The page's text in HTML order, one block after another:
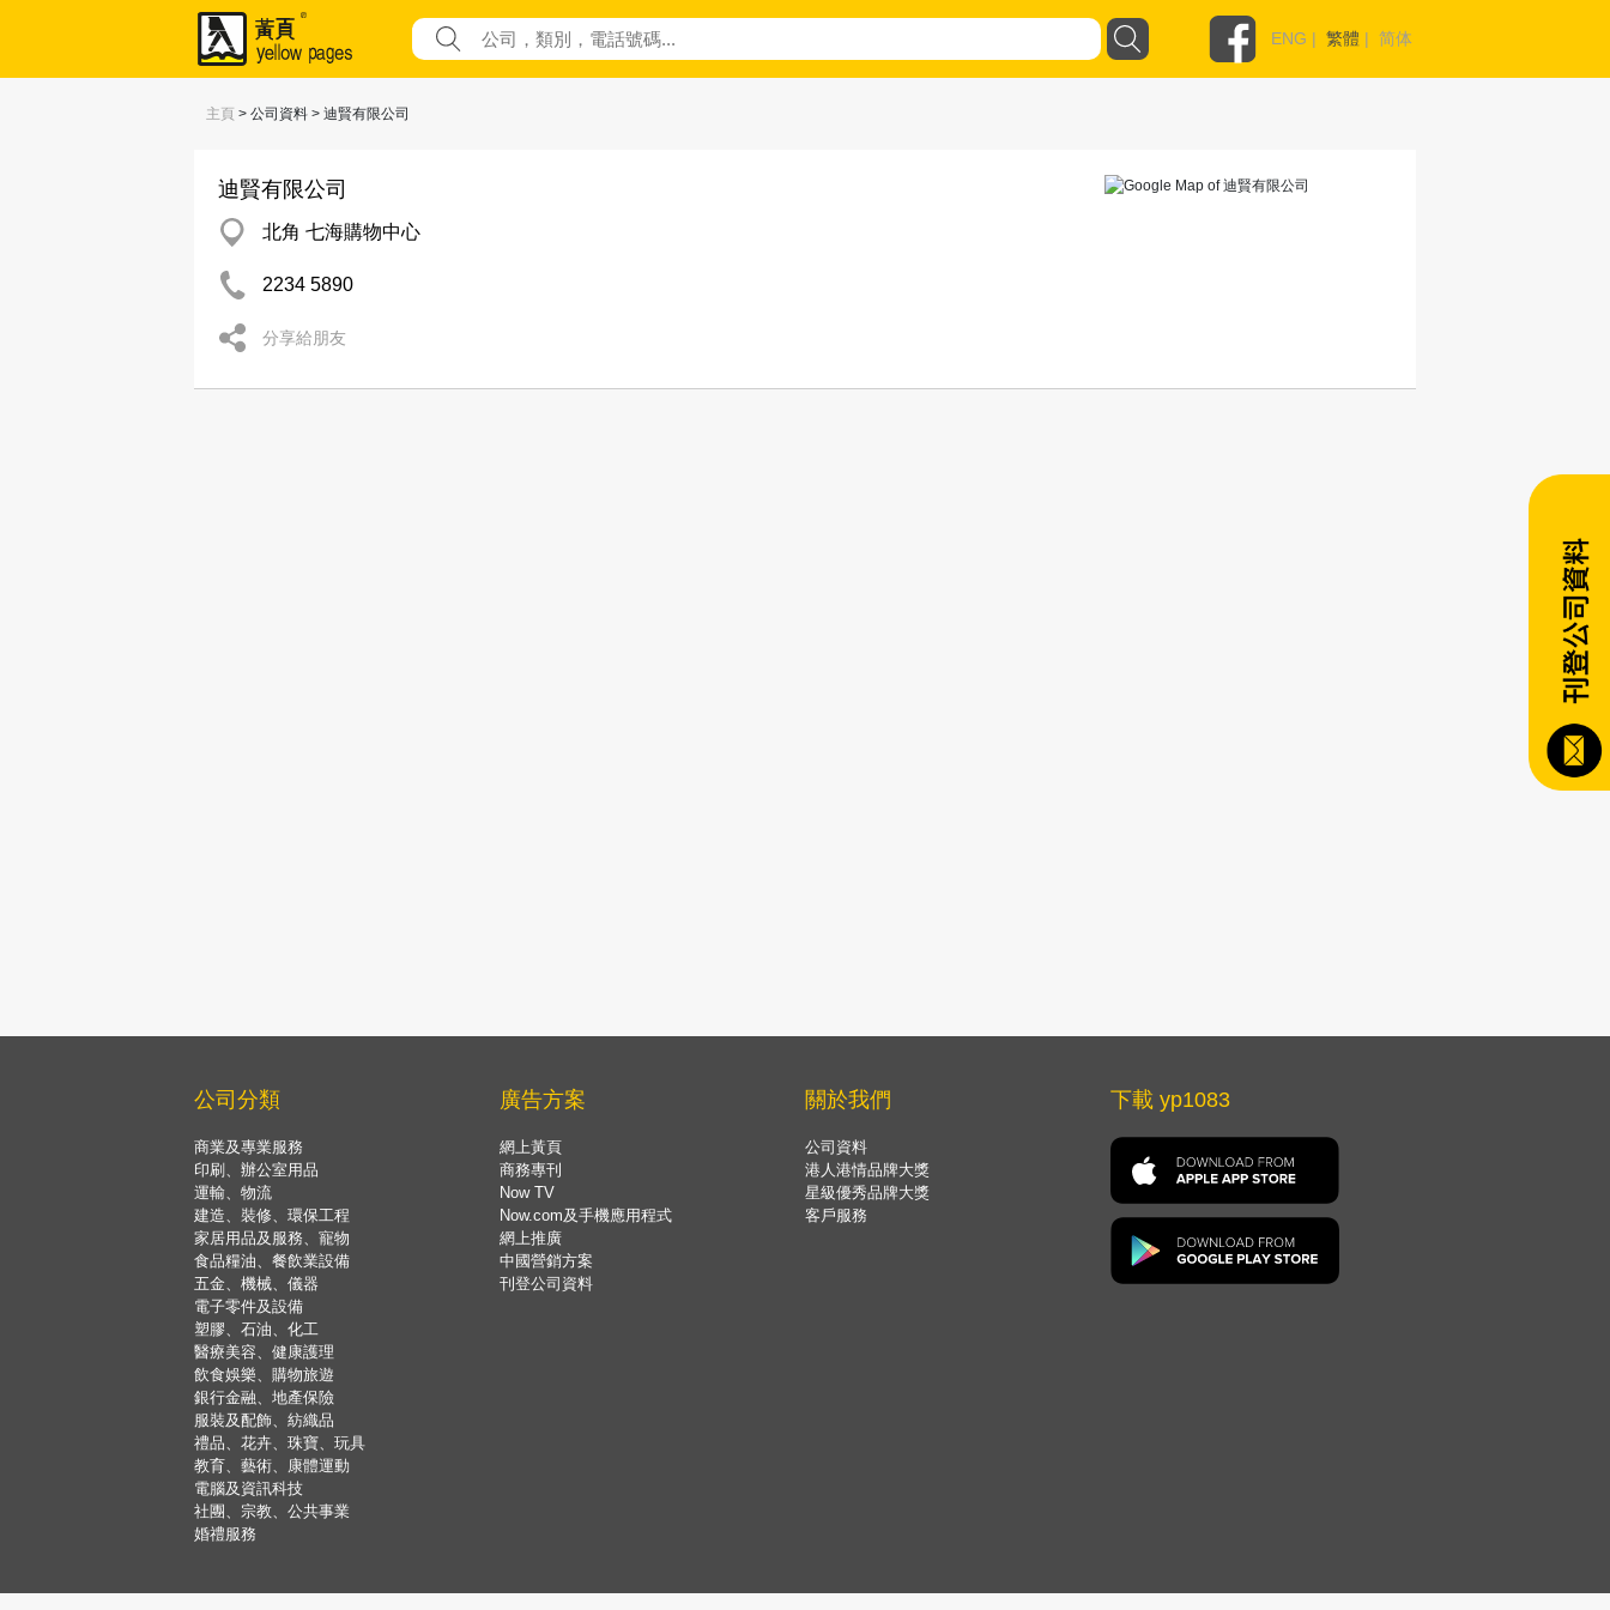
ENG | 繁體 | 简体
主頁 > 公司資料 > 迪賢有限公司
迪賢有限公司
北角 七海購物中心
2234 5890
分享給朋友
公司分類
商業及專業服務
印刷、辦公室用品
運輸、物流
建造、裝修、環保工程
家居用品及服務、寵物
食品糧油、餐飲業設備
五金、機械、儀器
電子零件及設備
塑膠、石油、化工
醫療美容、健康護理
飲食娛樂、購物旅遊
銀行金融、地產保險
服裝及配飾、紡織品
禮品、花卉、珠寶、玩具
教育、藝術、康體運動
電腦及資訊科技
社團、宗教、公共事業
婚禮服務
廣告方案
網上黃頁
商務專刊
Now TV
Now.com及手機應用程式
網上推廣
中國營銷方案
刊登公司資料
關於我們
公司資料
港人港情品牌大獎
星級優秀品牌大獎
客戶服務
下載 yp1083